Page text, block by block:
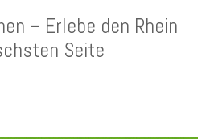
– Erlebe den Rhein
Seite